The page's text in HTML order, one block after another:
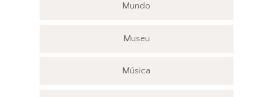
Mundo
Museu
Música